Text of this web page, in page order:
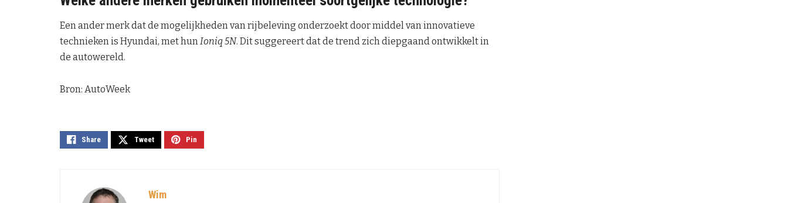
Een ander merk dat de mogelijkheden van rijbeleving onderzoekt door middel van innovatieve
technieken is Hyundai, met hunIoniq 5N. Dit suggereert dat de trend zich diepgaand ontwikkelt in
de autowereld.
Bron: AutoWeek
Share Tweet Pin
Wim